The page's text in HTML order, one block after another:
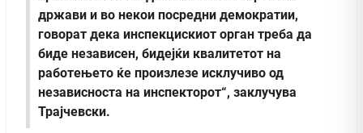
држави и во некои посредни демократии,
говорат дека инспекцискиот орган треба да
биде независен, бидејќи квалитетот на
работењето ќе произлезе исклучиво од
независноста на инспекторот“, заклучува
Трајчевски.